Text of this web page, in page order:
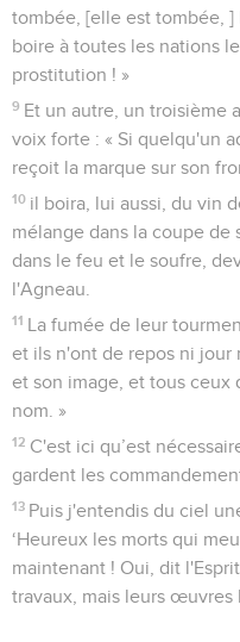
tombée, [elle est tombée,
boire à toutes les nations
prostitution ! »
9 Et un autre, un troisième
voix forte : « Si quelqu'un
reçoit la marque sur son
10 il boira, lui aussi, du vin
mélange dans la coupe de
dans le feu et le soufre,
l'Agneau.
11 La fumée de leur
et ils n'ont de repos ni
et son image, et tous ceux
nom. »
12 C'est ici qu’est
gardent les
13 Puis j'entendis du ciel
‘Heureux les morts qui
maintenant ! Oui, dit
travaux, mais leurs œuvres